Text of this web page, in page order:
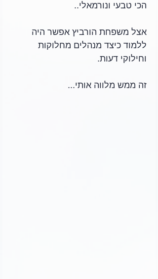
הכי טבעי ונורמאלי..
אצל משפחת הורביץ אפשר היה
ללמוד כיצד מנהלים מחלוקות
וחילוקי דעות.
זה ממש מלווה אותי...